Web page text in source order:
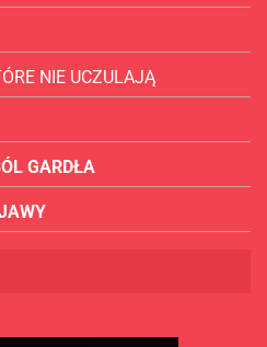
NIE UCZULAJĄ
GARDŁA